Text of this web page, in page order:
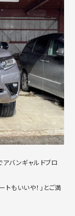
アバンギャルドブロ
もいいや！」とご満